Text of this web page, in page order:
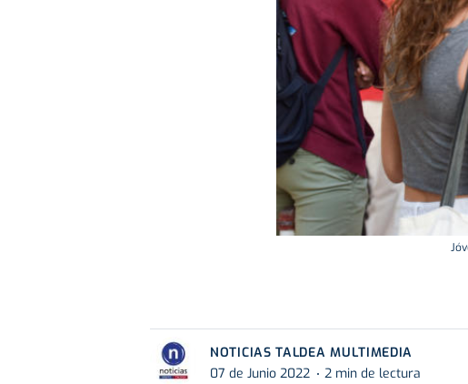
NOTICIAS TALDEA MULTIMEDIA
07 de Junio 2022
2 min de lectura